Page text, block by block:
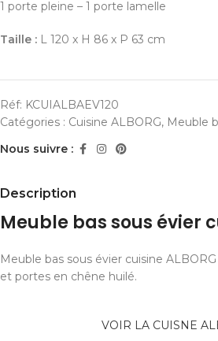
1 porte pleine – 1 porte lamelle
Taille : L 120 x H 86 x P 63 cm
Réf: KCUIALBAEV120
Catégories : Cuisine ALBORG, Meuble
Nous suivre :
Description
Meuble bas sous évier
Meuble bas sous évier cuisine
et portes en chêne huilé.
VOIR LA CUISNE